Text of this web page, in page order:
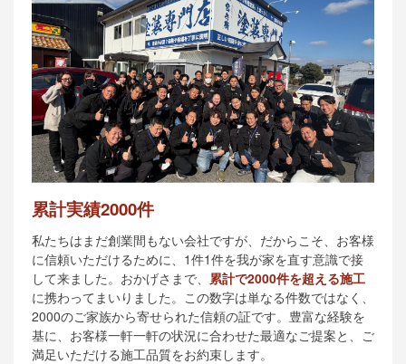
累計実績2000件
私たちはまだ創業間もない会社ですが、だからこそ、お客様
に信頼いただけるために、1件1件を我が家を直す意識で接
して来ました。おかげさまで、 累計で2000件を超える施工
に携わってまいりました。この数字は単なる件数ではなく、
2000のご家族から寄せられた信頼の証です。豊富な経験を
基に、お客様一軒一軒の状況に合わせた最適なご提案と、ご
満足いただける施工品質をお約束します。